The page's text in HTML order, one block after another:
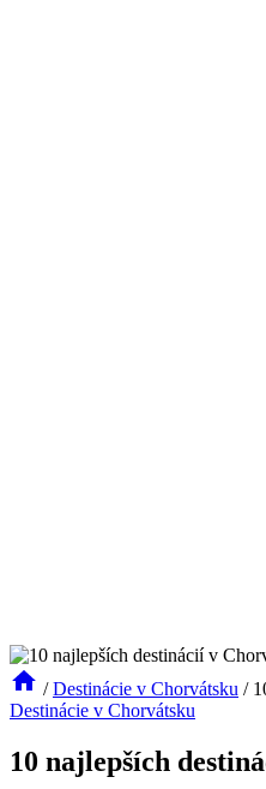
/ Destinácie v Chorvátsku /
Destinácie v Chorvátsku
10 najlepších